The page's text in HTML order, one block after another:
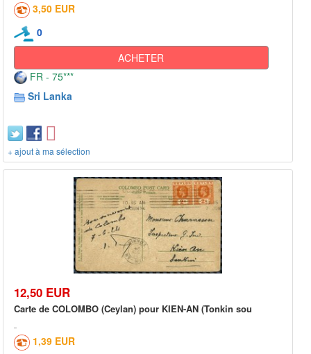
3,50 EUR
0
ACHETER
FR - 75***
Sri Lanka
+ ajout à ma sélection
12,50 EUR
Carte de COLOMBO (Ceylan) pour KIEN-AN (Tonkin sou
1,39 EUR